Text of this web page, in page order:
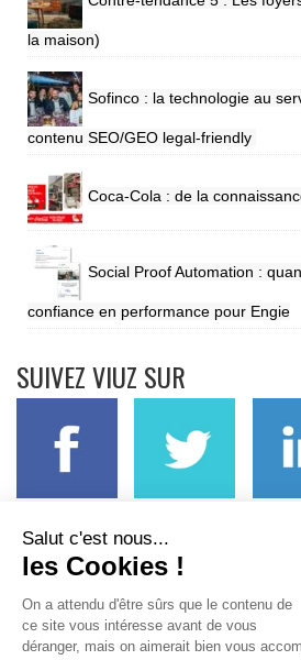
Salut c'est nous...
les Cookies !
On a attendu d'être sûrs que le contenu de
ce site vous intéresse avant de vous
déranger, mais on aimerait bien vous
la maison)
Sofinco : la technologie au
contenu SEO/GEO legal-friendly
Coca-Cola : de la
Social Proof Automation :
confiance en performance pour Engie
SUIVEZ VIUZ SUR
Mentions légales